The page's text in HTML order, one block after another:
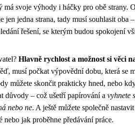
má svoje výhody i háčky pro obě strany.
jen jedna strana, tady musí souhlasit oba
řešení, se kterým budou spokojení
Hlavně rychlost a možnost si věci
musí počkat výpovědní dobu, která se
můžete skončit prakticky hned, nebo
důvody – což ušetří papírování a vyhnete
nebo ne. A ještě můžete společně
nebo jak proběhne předávání práce.